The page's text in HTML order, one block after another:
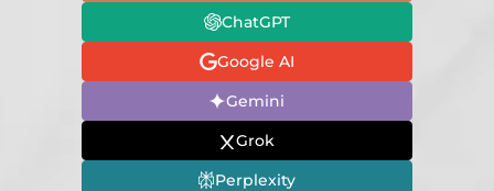
ChatGPT
Google AI
Gemini
Grok
Perplexity